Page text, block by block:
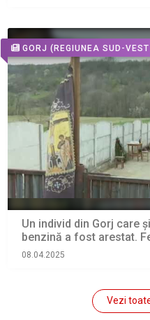
GORJ (REGIUNEA SUD-
Un individ din Gorj care
benzină a fost arestat.
08.04.2025
Vezi